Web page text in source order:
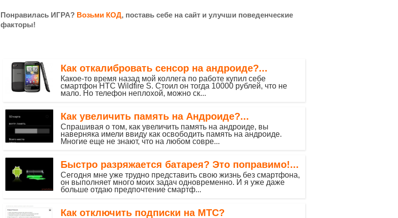
Понравилась ИГРА? Возьми КОД, поставь себе на сайт и улучши поведенческие
факторы!
Как откалибровать сенсор на андроиде?...
Какое-то время назад мой коллега по работе купил себе
смартфон HTC Wildfire S. Стоил он тогда 10000 рублей, что не
мало. Но телефон неплохой, можно ск...
Как увеличить память на Андроиде?...
Спрашивая о том, как увеличить память на андроиде, вы
наверняка имели ввиду как освободить память на андроиде.
Многие еще не знают, что на любом совре...
Быстро разряжается батарея? Это поправимо!...
Сегодня мне уже трудно представить свою жизнь без смартфона,
он выполняет много моих задач одновременно. И я уже даже
больше отдаю предпочтение смартф...
Как отключить подписки на МТС?